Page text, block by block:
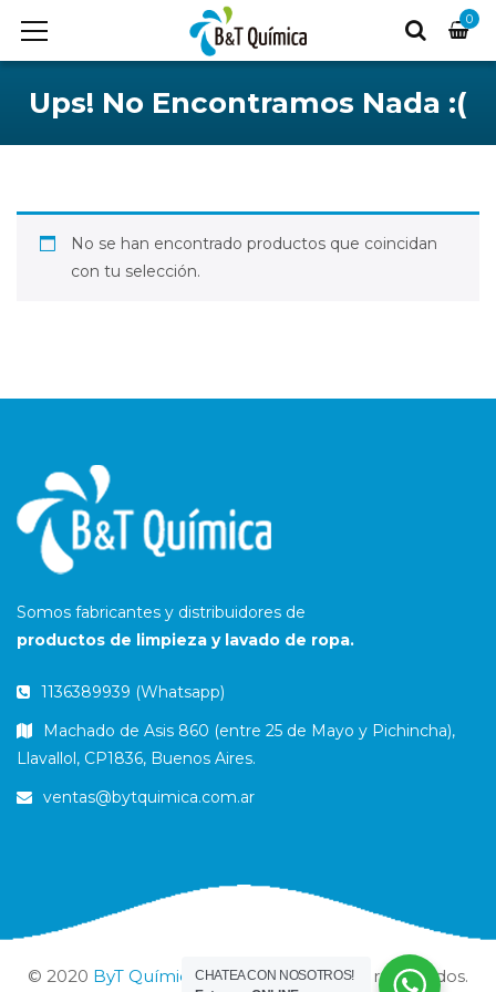
0
Ups! No Encontramos Nada :(
No se han encontrado productos que coincidan
con tu selección.
Somos fabricantes y distribuidores de
productos de limpieza y lavado de ropa.
1136389939 (Whatsapp)
Machado de Asis 860 (entre 25 de Mayo y Pichincha),
Llavallol, CP1836, Buenos Aires.
ventas@bytquimica.com.ar
© 2020 ByT Química. Todos los derechos reservados.
CHATEA CON NOSOTROS!